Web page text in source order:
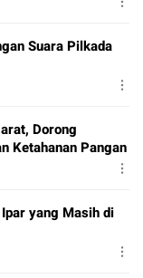
Suara Pilkada
Dorong
Ketahanan Pangan
yang Masih di